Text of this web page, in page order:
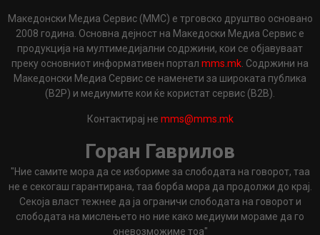
Македонски Медиа Сервис (ММС) е трговско друштво основано
2008 година. Основна дејност на Македоски Медиа Сервис е
продукција на мултимедијални содржини, кои се објавуваат
преку основниот информативен портал mms.mk . Содржини на
Македонски Медиа Сервис се наменети за широката публика
(B2P) и медиумите кои ќе користат сервис (B2B).
Контактирај не mms@mms.mk
Горан Гаврилов
"Ние самите мора да се избориме за слободата на говорот, таа
не е секогаш гарантирана, таа борба мора да продолжи до крај.
Секоја власт тежнее да ја ограничи слободата на говорот и
слободата на мислењето но ние како медиуми мораме да го
оневозможиме тоа"